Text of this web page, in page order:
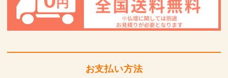
お支払い方法